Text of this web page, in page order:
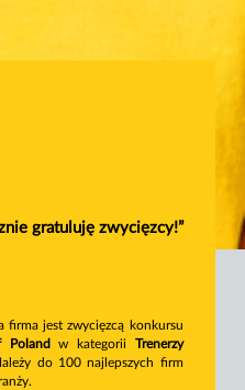
gratuluję zwycięzcy!”
firma jest zwycięzcą konkursu
w kategorii Trenerzy
do 100 najlepszych firm